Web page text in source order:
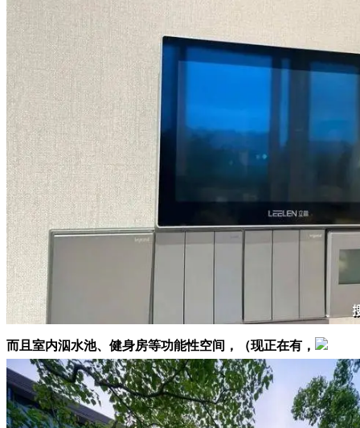
而且室内泅水池、健身房等功能性空间，（现正在有，